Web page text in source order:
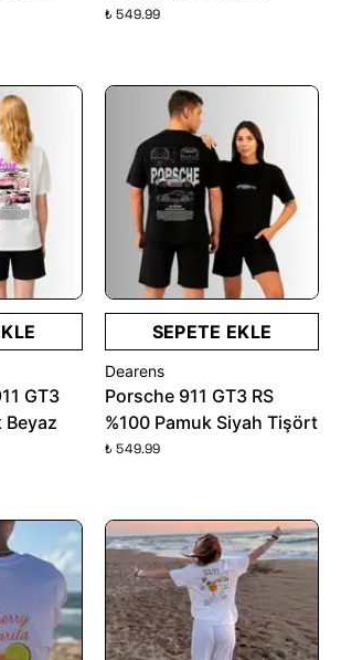
₺ 549.99
GT3
Beyaz
SEPETE EKLE
Dearens
Porsche 911 GT3 RS
%100 Pamuk Siyah Tişört
₺ 549.99